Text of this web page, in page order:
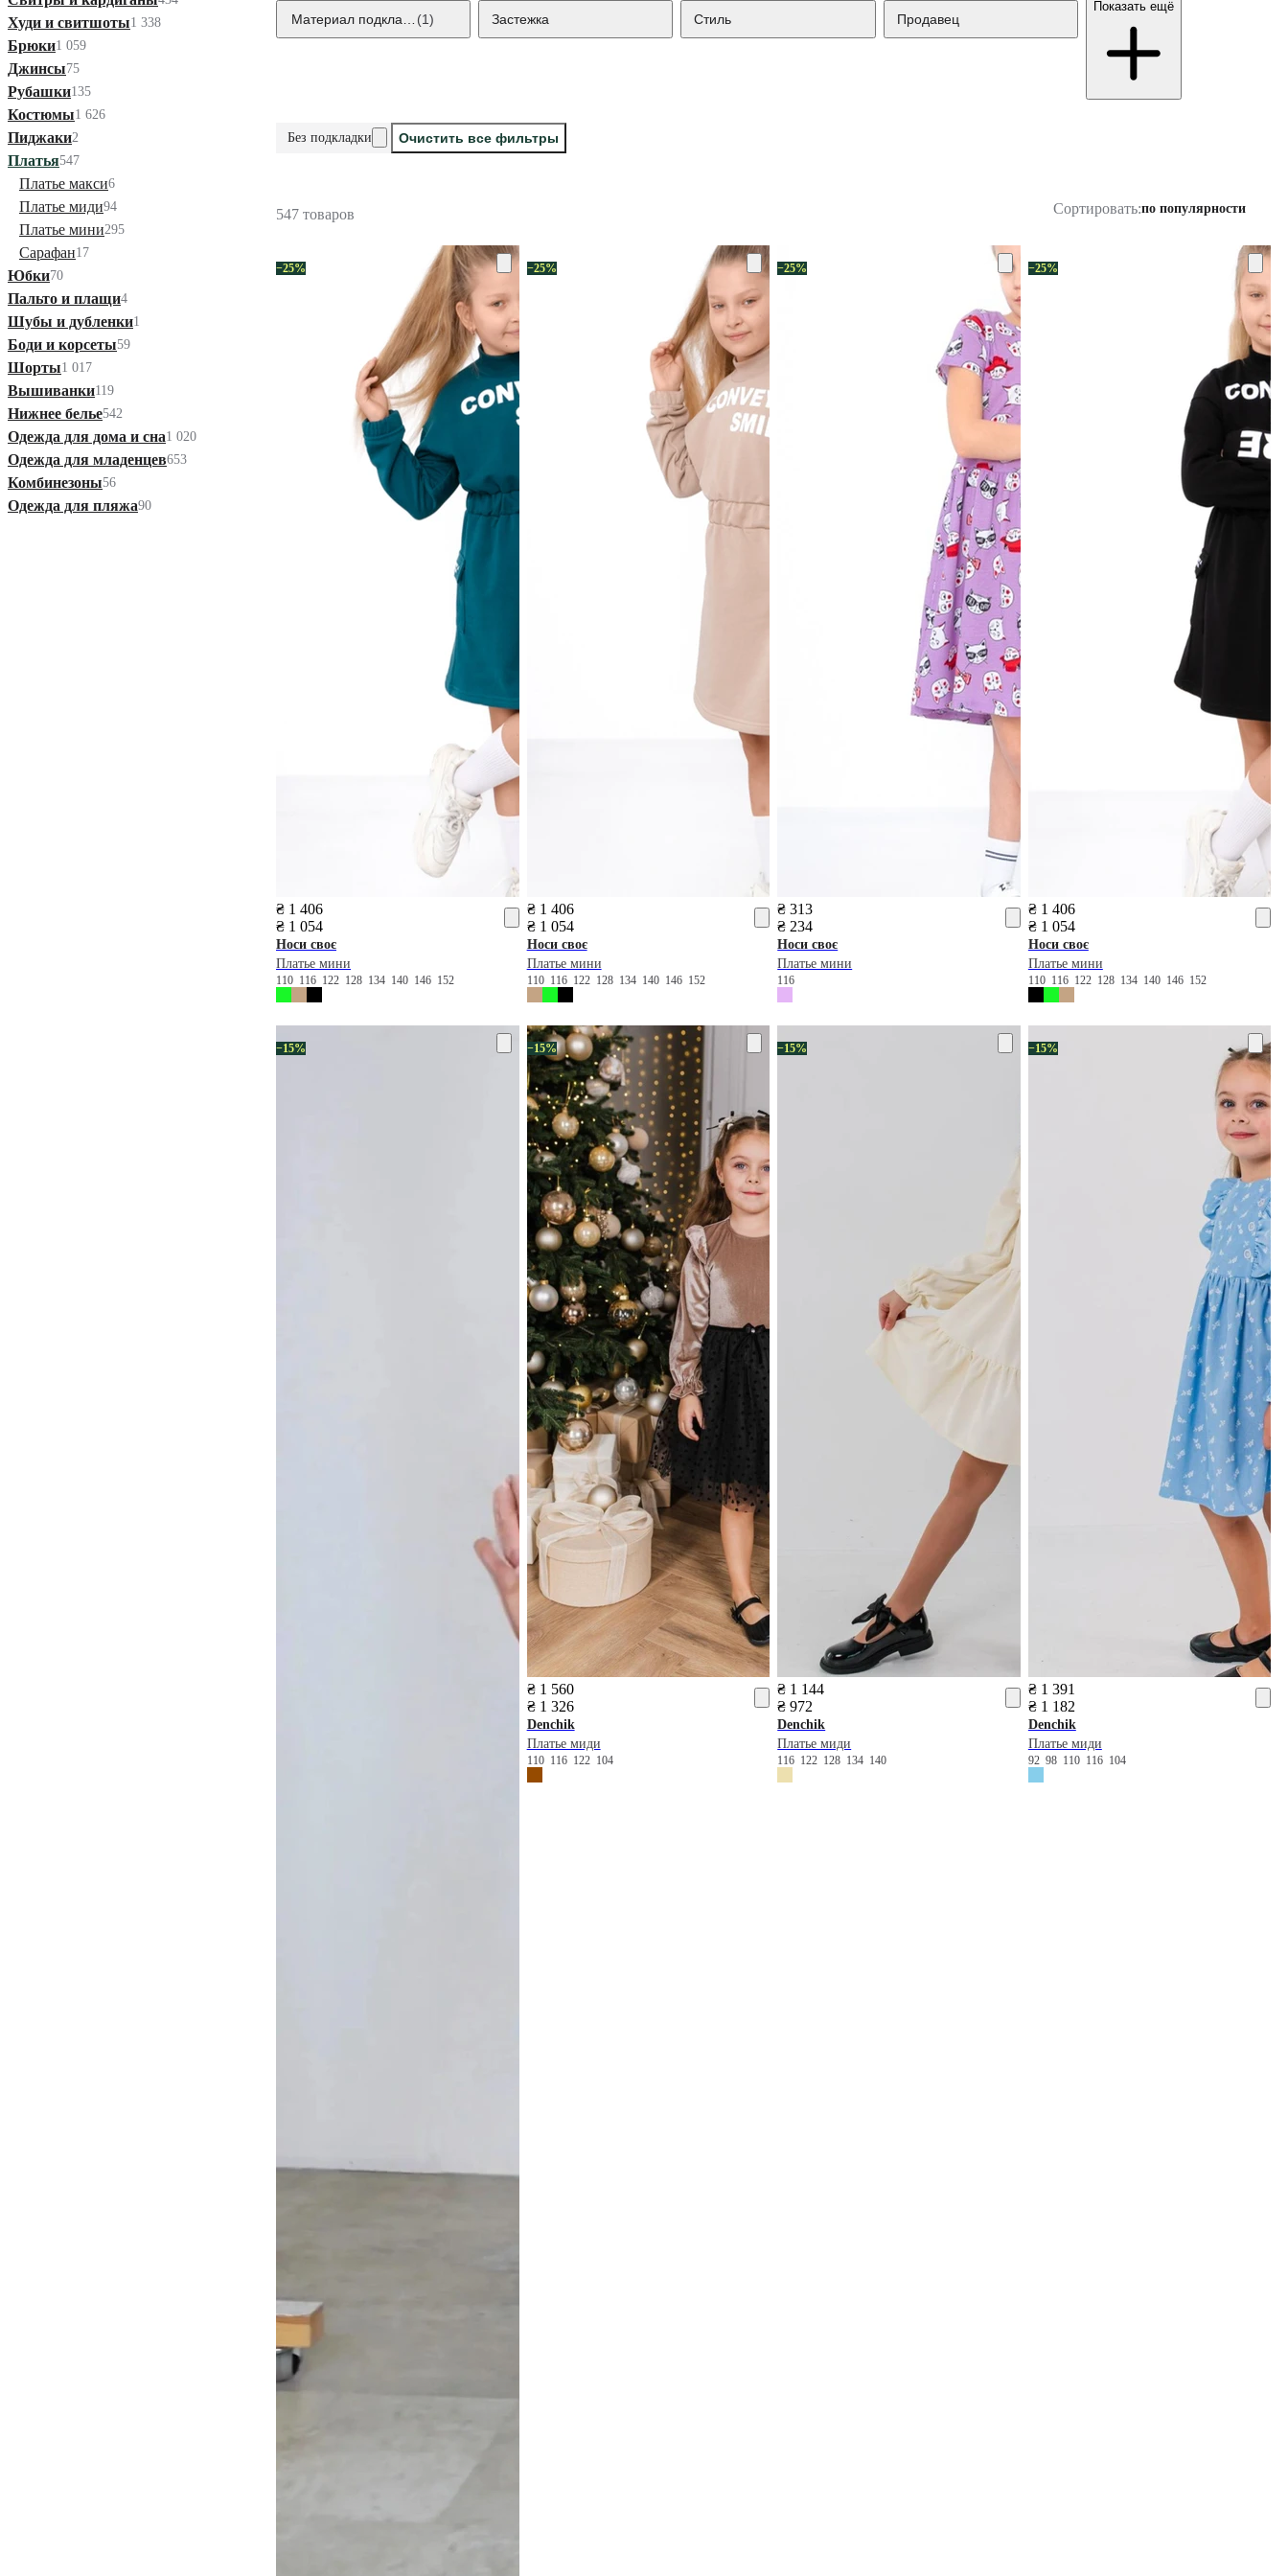
Худи и свитшоты1 338
Брюки1 059
Джинсы75
Рубашки135
Костюмы1 626
Пиджаки2
Платья547
Платье макси6
Платье миди94
Платье мини295
Сарафан17
Юбки70
Пальто и плащи4
Шубы и дубленки1
Боди и корсеты59
Шорты1 017
Вышиванки119
Нижнее белье542
Одежда для дома и сна1 020
Одежда для младенцев653
Комбинезоны56
Одежда для пляжа90
Материал подкладки(1) Застежка Стиль Продавец
Показать ещё
Без подкладки Очистить все фильтры
547 товаров Сортировать:по популярности
−25%
₴ 1 406
₴ 1 054
Носи своє
Платье мини
110 116 122 128 134 140 146 152
−25%
₴ 1 406
₴ 1 054
Носи своє
Платье мини
110 116 122 128 134 140 146 152
−25%
₴ 313
₴ 234
Носи своє
Платье мини
116
−25%
₴ 1 406
₴ 1 054
Носи своє
Платье мини
110 116 122 128 134 140 146 152
−15% −15%
₴ 1 560
₴ 1 326
Denchik
Платье миди
110 116 122 104
−15%
₴ 1 144
₴ 972
Denchik
Платье миди
116 122 128 134 140
−15%
₴ 1 391
₴ 1 182
Denchik
Платье миди
92 98 110 116 104